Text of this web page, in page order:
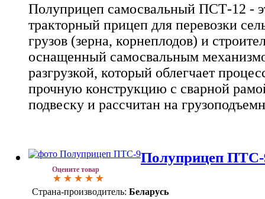
Полуприцеп самосвальный ПСТ-12 -
тракторный прицеп для перевозки
грузов (зерна, корнеплодов) и
оснащенный самосвальным
разгрузкой, который облегчает
прочную конструкцию с сварной
подвеску и рассчитан на
Оцените товар
Полуприцеп
Страна-производитель: Беларусь